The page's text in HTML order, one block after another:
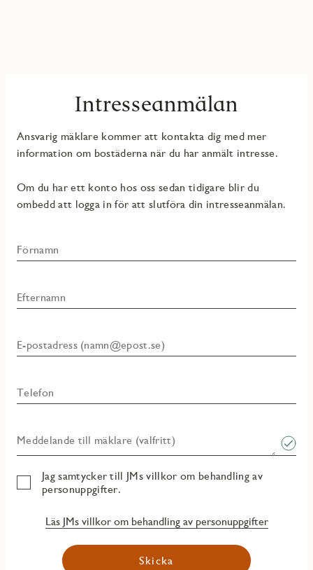
Intresseanmälan
Ansvarig mäklare kommer att kontakta dig med mer
information om bostäderna när du har anmält intresse.
Om du har ett konto hos oss sedan tidigare blir du
ombedd att logga in för att slutföra din intresseanmälan.
Förnamn
Efternamn
E-postadress (namn@epost.se)
Telefon
Meddelande till mäklare (valfritt)
Jag samtycker till JMs villkor om behandling av
personuppgifter.
Läs JMs villkor om behandling av personuppgifter
Skicka